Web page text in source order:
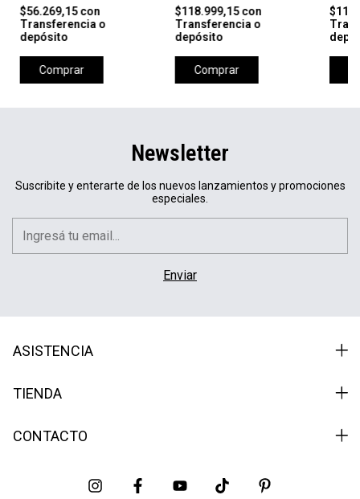
$56.269,15con
Transferencia o
depósito
Comprar
$118.999,15con
Transferencia o
depósito
Comprar
Newsletter
Suscribite y enterarte de los nuevos lanzamientos y promociones
especiales.
ASISTENCIA
TIENDA
CONTACTO